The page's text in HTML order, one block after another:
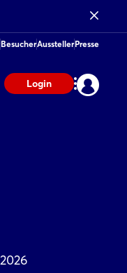
BesucherAusstellerPresse
Login